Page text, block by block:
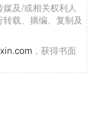
及/或相关权利人
载、摘编、复制及
，获得书面